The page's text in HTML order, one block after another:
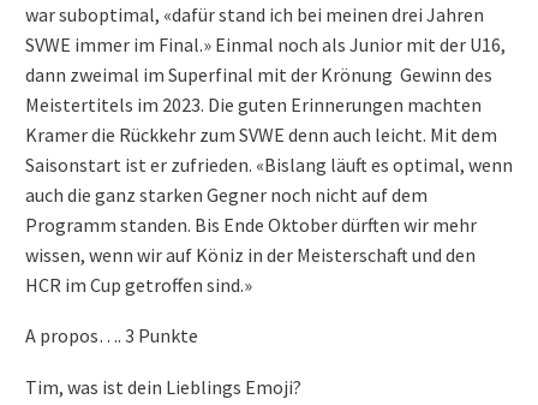
war suboptimal, «dafür stand ich bei meinen drei Jahren
SVWE immer im Final.» Einmal noch als Junior mit der U16,
dann zweimal im Superfinal mit der Krönung Gewinn des
Meistertitels im 2023. Die guten Erinnerungen machten
Kramer die Rückkehr zum SVWE denn auch leicht. Mit dem
Saisonstart ist er zufrieden. «Bislang läuft es optimal, wenn
auch die ganz starken Gegner noch nicht auf dem
Programm standen. Bis Ende Oktober dürften wir mehr
wissen, wenn wir auf Köniz in der Meisterschaft und den
HCR im Cup getroffen sind.»
A propos…. 3 Punkte
Tim, was ist dein Lieblings Emoji?